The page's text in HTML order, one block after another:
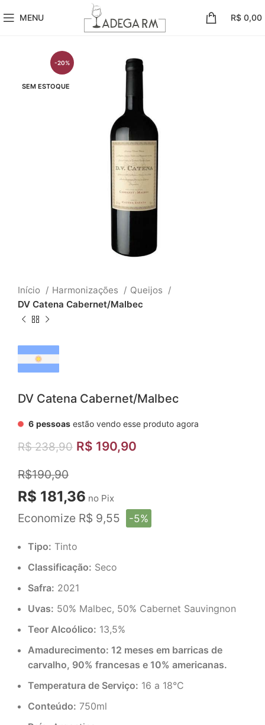
MENU R$ 0,00
-20%
SEM ESTOQUE
Início Harmonizações
Queijos
DV Catena Cabernet/Malbec
DV Catena Cabernet/Malbec
6 pessoas estão vendo esse produto agora
R$238,90 R$ 190,90
R$190,90
R$ 181,36 no Pix
Economize R$ 9,55 -5%
Tipo: Tinto
Classificação: Seco
Safra: 2021
Uvas: 50% Malbec, 50% Cabernet Sauvingnon
Teor Alcoólico: 13,5%
Amadurecimento: 12 meses em barricas de
carvalho, 90% francesas e 10% americanas.
Temperatura de Serviço: 16 a 18°C
Conteúdo: 750ml